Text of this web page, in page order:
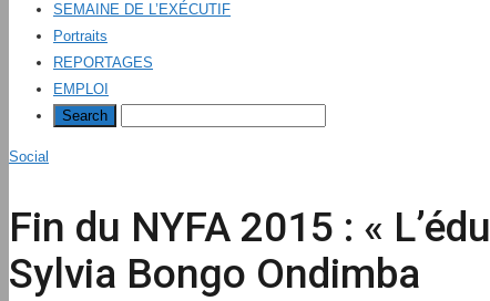
SEMAINE DE L’EXÉCUTIF
Portraits
REPORTAGES
EMPLOI
Social
Fin du NYFA 2015 : «
Sylvia Bongo Ondimba